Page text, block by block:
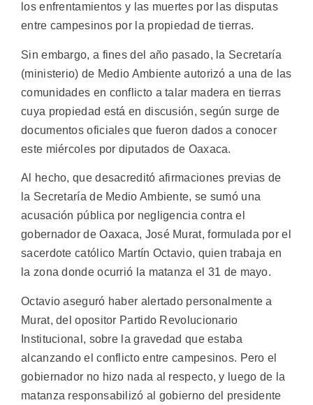
los enfrentamientos y las muertes por las disputas
entre campesinos por la propiedad de tierras.
Sin embargo, a fines del año pasado, la Secretaría
(ministerio) de Medio Ambiente autorizó a una de las
comunidades en conflicto a talar madera en tierras
cuya propiedad está en discusión, según surge de
documentos oficiales que fueron dados a conocer
este miércoles por diputados de Oaxaca.
Al hecho, que desacreditó afirmaciones previas de
la Secretaría de Medio Ambiente, se sumó una
acusación pública por negligencia contra el
gobernador de Oaxaca, José Murat, formulada por el
sacerdote católico Martín Octavio, quien trabaja en
la zona donde ocurrió la matanza el 31 de mayo.
Octavio aseguró haber alertado personalmente a
Murat, del opositor Partido Revolucionario
Institucional, sobre la gravedad que estaba
alcanzando el conflicto entre campesinos. Pero el
gobiernador no hizo nada al respecto, y luego de la
matanza responsabilizó al gobierno del presidente